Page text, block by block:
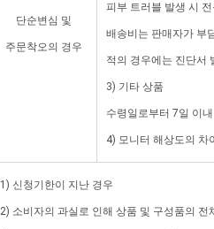
단순변심 및
주문착오의 경우
피부 트러블 발생 시
배송비는 판매자가 부
적의 경우에는 진단서
3) 기타 상품
수령일로부터 7일 이
4) 모니터 해상도의 차
1) 신청기한이 지난 경우
2) 소비자의 과실로 인해 상품 및 구성품의